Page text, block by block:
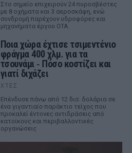
Στο σημείο επιχειρούν 24 πυροσβέστες
με 8 οχήματα και 3 αεροσκάφη, ενώ
συνδρομή παρέχουν υδροφόρες και
μηχανήματα έργου ΟΤΑ.
Ποια χώρα έχτισε τσιμεντένιο
φράγμα 400 χλμ. για τα
τσουνάμι ‑ Πόσο κοστίζει και
γιατί διχάζει
ΧΤΕΣ
Επένδυσε πάνω από 12 δισ. δολάρια σε
ένα γιγαντιαίο παράκτιο τείχος που
προκαλεί έντονες αντιδράσεις από
κατοίκους και περιβαλλοντικές
οργανώσεις